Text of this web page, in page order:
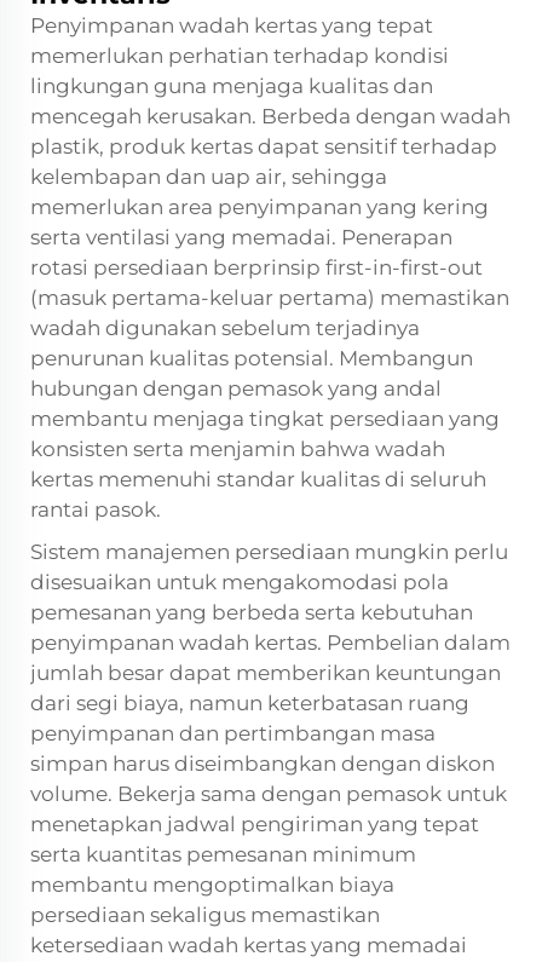
Penyimpanan wadah kertas yang tepat
memerlukan perhatian terhadap kondisi
lingkungan guna menjaga kualitas dan
mencegah kerusakan. Berbeda dengan wadah
plastik, produk kertas dapat sensitif terhadap
kelembapan dan uap air, sehingga
memerlukan area penyimpanan yang kering
serta ventilasi yang memadai. Penerapan
rotasi persediaan berprinsip first-in-first-out
(masuk pertama-keluar pertama) memastikan
wadah digunakan sebelum terjadinya
penurunan kualitas potensial. Membangun
hubungan dengan pemasok yang andal
membantu menjaga tingkat persediaan yang
konsisten serta menjamin bahwa wadah
kertas memenuhi standar kualitas di seluruh
rantai pasok.
Sistem manajemen persediaan mungkin perlu
disesuaikan untuk mengakomodasi pola
pemesanan yang berbeda serta kebutuhan
penyimpanan wadah kertas. Pembelian dalam
jumlah besar dapat memberikan keuntungan
dari segi biaya, namun keterbatasan ruang
penyimpanan dan pertimbangan masa
simpan harus diseimbangkan dengan diskon
volume. Bekerja sama dengan pemasok untuk
menetapkan jadwal pengiriman yang tepat
serta kuantitas pemesanan minimum
membantu mengoptimalkan biaya
persediaan sekaligus memastikan
ketersediaan wadah kertas yang memadai